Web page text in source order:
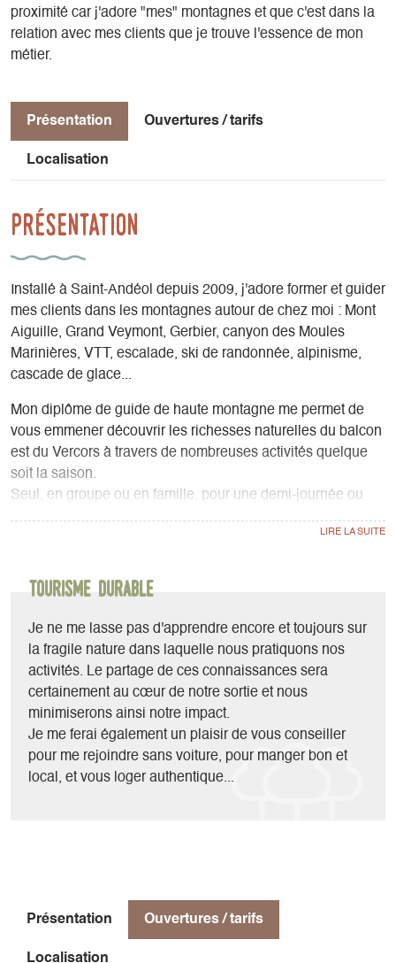
proximité car j'adore "mes" montagnes et que c'est dans la
relation avec mes clients que je trouve l'essence de mon
métier.
Présentation Ouvertures / tarifs
Localisation
Présentation
Installé à Saint-Andéol depuis 2009, j'adore former et guider
mes clients dans les montagnes autour de chez moi : Mont
Aiguille, Grand Veymont, Gerbier, canyon des Moules
Marinières, VTT, escalade, ski de randonnée, alpinisme,
cascade de glace...
Mon diplôme de guide de haute montagne me permet de
vous emmener découvrir les richesses naturelles du balcon
est du Vercors à travers de nombreuses activités quelque
soit la saison.
Seul, en groupe ou en famille, pour une demi-journée ou
un programme d'activités variées et adaptées à vos
- VTT, VAE : travaillons ensemble la technique de pilotage
organisons un raid itinérant sur plusieurs jours.
- Canyoning : sensation et rafraîchissement garantie dans le
canyon des moules marinières à deux pas de chez moi ou
dans un autre canyon du Vercors.
- Alpinisme : grimpez au sommet du mythique Mont Aiguille
sur les traces d'Antoine de Ville en 1492, traversez les
fameuses arêtes du Gerbier entre ciel et rocher ou pénétrez
dans les entrailles des hauts plateaux du Vercors par la
l'un des nombreux sites d'escalade sportive, tester
l'originalité de l'escalade sur des arbres spécialement
préparés ou lancez vous dans les grandes voies mythique
Tourisme durable
Je ne me lasse pas d'apprendre encore et toujours sur
la fragile nature dans laquelle nous pratiquons nos
activités. Le partage de ces connaissances sera
certainement au cœur de notre sortie et nous
minimiserons ainsi notre impact.
Je me ferai également un plaisir de vous conseiller
pour me rejoindre sans voiture, pour manger bon et
local, et vous loger authentique...
Présentation Ouvertures / tarifs
Localisation